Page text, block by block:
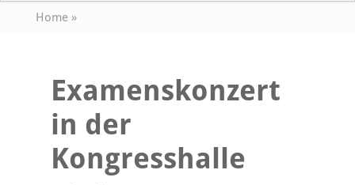
Home»
Examenskonzert
in der
Kongresshalle